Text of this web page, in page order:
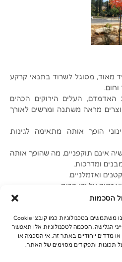
הסכמות
כדי לספק חוויית משתמש מיטבית, אנו משתמשים בטכנולוגיות כמו קובצי Cookie
הגלישה. הסכמה לטכנולוגיות אלו תאפשר
או מדדים ייחודיים באתר זה. אי הסכמה או
תכונות ותפקודים מסוימים של האתר.
מאוד, מסוגל לשרוד בתנאי קרקע
וחום.
האדמדם, העלים הירוקים הכהים
מראה משתנה ומרשים לאורך
הופך אותה מתאימה לגינות
אינם תוקפניים, מה שהופך אותה
ומדרכות.
ואזמלניים.
על ידי הרוח.
בהבשלה.